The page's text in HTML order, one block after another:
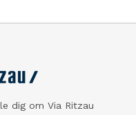
dig om Via Ritzau